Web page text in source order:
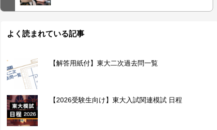
よく読まれている記事
【解答用紙付】東大二次過去問一覧
【2026受験生向け】東大入試関連模試 日程